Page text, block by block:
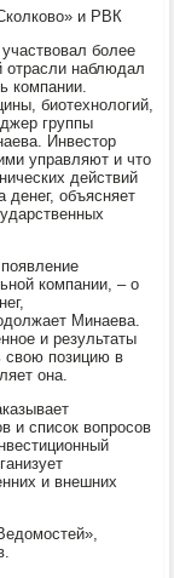
и РВК
более
отрасли наблюдал
компании.
биотехнологий,
группы
Инвестор
управляют и что
действий
денег, объясняет
компании, – о
Минаева.
и результаты
свою позицию в
она.
и список вопросов
и внешних